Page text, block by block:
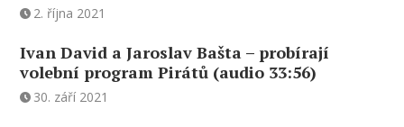
2. října 2021
Ivan David a Jaroslav Bašta – probírají
volební program Pirátů (audio 33:56)
30. září 2021